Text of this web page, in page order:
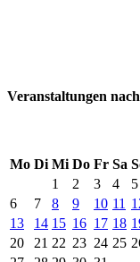
Veranstaltungen
Mo Di Mi Do Fr Sa
1
2 3 4
5
6
7 8 9 10 11
13
14 15 16 17 18
20
21 22 23 24 25